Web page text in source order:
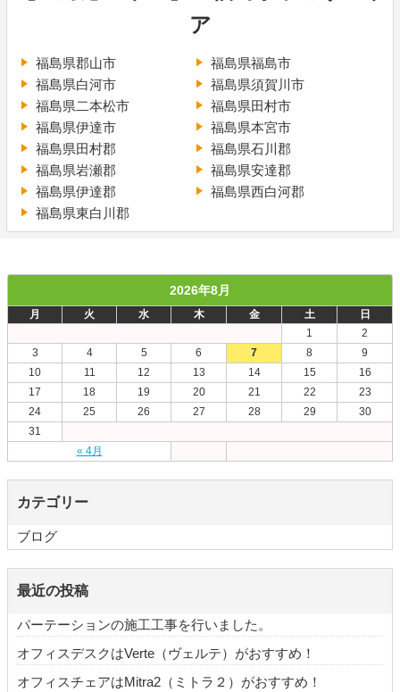
ア
福島県郡山市
福島県福島市
福島県白河市
福島県須賀川市
福島県二本松市
福島県田村市
福島県伊達市
福島県本宮市
福島県田村郡
福島県石川郡
福島県岩瀬郡
福島県安達郡
福島県伊達郡
福島県西白河郡
福島県東白川郡
2026年8月
月 火 水 木 金 土 日
« 4月
1
2
3
4 5 6 7 8
9
10
11 12 13 14 15
16
17
18 19 20 21 22
23
24
25 26 27 28 29
30
31
カテゴリー
ブログ
最近の投稿
パーテーションの施工工事を行いました。
オフィスデスクはVerte（ヴェルテ）がおすすめ！
オフィスチェアはMitra2（ミトラ２）がおすすめ！